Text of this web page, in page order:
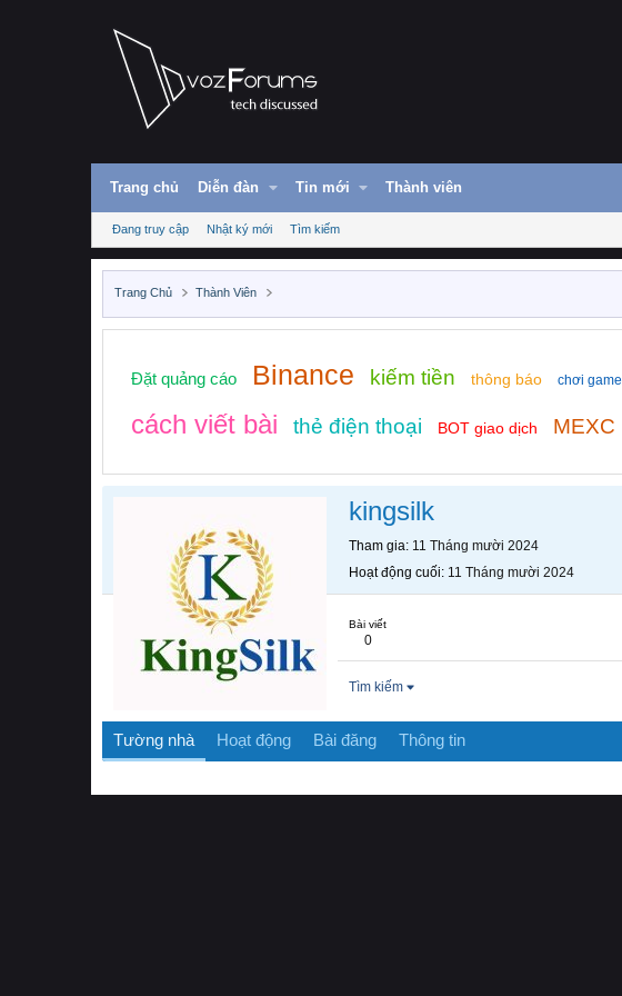
Trang chủ Diễn đàn Tin mới Thành viên
Đang truy cập Nhật ký mới Tìm kiếm
Trang Chủ Thành Viên
Đặt quảng cáo Binance kiếm tiền thông báo chơi game
cách viết bài thẻ điện thoại BOT giao dịch MEXC
kingsilk
Tham gia 11 Tháng mười 2024
Hoạt động cuối 11 Tháng mười 2024
Bài viết
0
Tìm kiếm
Tường nhà Hoạt động Bài đăng Thông tin